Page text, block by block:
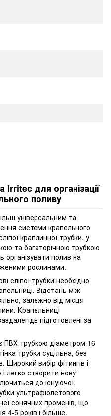
Irritec для організації
поливу
універсальним та
системи крапельного
краплинної трубки, у
та багаторічною трубкою
організувати полив на
рослинами.
сліпої трубки необхідно
Відстань між
залежно від місця
Крапельниці
підготовлені за
ПВХ трубкою діаметром 16
трубки суцільна, без
Широкий вибір фітингів і
легко створити нову
до існуючої.
ультрафіолетового
сонячних променів, що
4-5 років і більше.